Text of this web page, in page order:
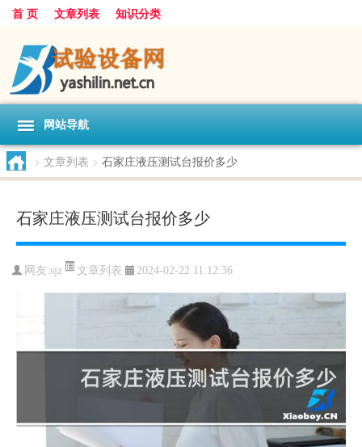
首 页 文章列表 知识分类
网站导航
> 文章列表 > 石家庄液压测试台报价多少
石家庄液压测试台报价多少
网友:sjz 文章列表 2024-02-22 11:12:36